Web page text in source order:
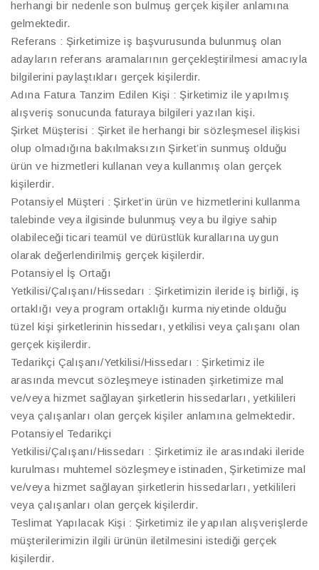
herhangi bir nedenle son bulmuş gerçek kişiler anlamına
gelmektedir.
Referans : Şirketimize iş başvurusunda bulunmuş olan
adayların referans aramalarının gerçekleştirilmesi amacıyla
bilgilerini paylaştıkları gerçek kişilerdir.
Adına Fatura Tanzim Edilen Kişi : Şirketimiz ile yapılmış
alışveriş sonucunda faturaya bilgileri yazılan kişi.
Şirket Müşterisi : Şirket ile herhangi bir sözleşmesel ilişkisi
olup olmadığına bakılmaksızın Şirket’in sunmuş olduğu
ürün ve hizmetleri kullanan veya kullanmış olan gerçek
kişilerdir.
Potansiyel Müşteri : Şirket’in ürün ve hizmetlerini kullanma
talebinde veya ilgisinde bulunmuş veya bu ilgiye sahip
olabileceği ticari teamül ve dürüstlük kurallarına uygun
olarak değerlendirilmiş gerçek kişilerdir.
Potansiyel İş Ortağı
Yetkilisi/Çalışanı/Hissedarı : Şirketimizin ileride iş birliği, iş
ortaklığı veya program ortaklığı kurma niyetinde olduğu
tüzel kişi şirketlerinin hissedarı, yetkilisi veya çalışanı olan
gerçek kişilerdir.
Tedarikçi Çalışanı/Yetkilisi/Hissedarı : Şirketimiz ile
arasında mevcut sözleşmeye istinaden şirketimize mal
ve/veya hizmet sağlayan şirketlerin hissedarları, yetkilileri
veya çalışanları olan gerçek kişiler anlamına gelmektedir.
Potansiyel Tedarikçi
Yetkilisi/Çalışanı/Hissedarı : Şirketimiz ile arasındaki ileride
kurulması muhtemel sözleşmeye istinaden, Şirketimize mal
ve/veya hizmet sağlayan şirketlerin hissedarları, yetkilileri
veya çalışanları olan gerçek kişilerdir.
Teslimat Yapılacak Kişi : Şirketimiz ile yapılan alışverişlerde
müşterilerimizin ilgili ürünün iletilmesini istediği gerçek
kişilerdir.